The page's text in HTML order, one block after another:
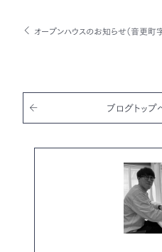
c
o
o
k
it
オープンハウスのお知らせ（音更町
ブログトッ